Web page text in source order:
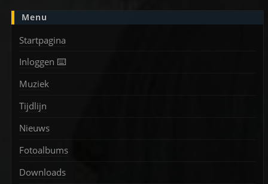
Menu
Startpagina
Inloggen ⌨️
Muziek
Tijdlijn
Nieuws
Fotoalbums
Downloads